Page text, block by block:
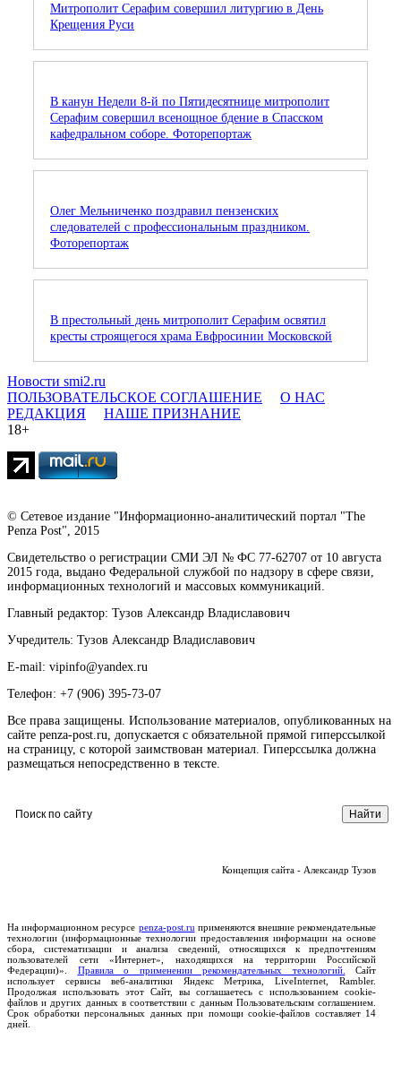
Митрополит Серафим совершил литургию в День
Крещения Руси
В канун Недели 8-й по Пятидесятнице митрополит
Серафим совершил всенощное бдение в Спасском
кафедральном соборе. Фоторепортаж
Олег Мельниченко поздравил пензенских
следователей с профессиональным праздником.
Фоторепортаж
В престольный день митрополит Серафим освятил
кресты строящегося храма Евфросинии Московской
Новости smi2.ru
ПОЛЬЗОВАТЕЛЬСКОЕ СОГЛАШЕНИЕ
О НАС
РЕДАКЦИЯ
НАШЕ ПРИЗНАНИЕ
18+
© Сетевое издание "Информационно-аналитический портал "The
Penza Post", 2015
Свидетельство о регистрации СМИ ЭЛ № ФС 77-62707 от 10 августа
2015 года, выдано Федеральной службой по надзору в сфере связи,
информационных технологий и массовых коммуникаций.
Главный редактор: Тузов Александр Владиславович
Учредитель: Тузов Александр Владиславович
E-mail: vipinfo@yandex.ru
Телефон: +7 (906) 395-73-07
Все права защищены. Использование материалов, опубликованных на
сайте penza-post.ru, допускается с обязательной прямой гиперссылкой
на страницу, с которой заимствован материал. Гиперссылка должна
размещаться непосредственно в тексте.
Концепция сайта - Александр Тузов
На информационном ресурсе penza-post.ru применяются внешние рекомендательные
технологии (информационные технологии предоставления информации на основе
сбора, систематизации и анализа сведений, относящихся к предпочтениям
пользователей сети «Интернет», находящихся на территории Российской
Федерации)». Правила о применении рекомендательных технологий.
Сайт
использует сервисы веб-аналитики Яндекс Метрика, LiveInternet, Rambler.
Продолжая использовать этот Сайт, вы соглашаетесь с использованием cookie-
файлов и других данных в соответствии с данным Пользовательским соглашением.
Срок обработки персональных данных при помощи cookie-файлов составляет 14
дней.